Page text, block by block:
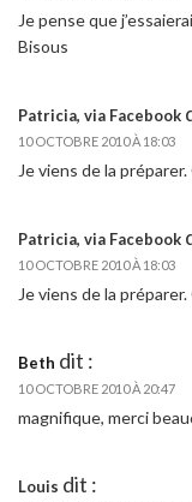
Je pense que
Bisous
Patricia, via Facebook
10 OCTOBRE 2010 À 18:03
Je viens de la
Patricia, via Facebook
10 OCTOBRE 2010 À 18:03
Je viens de la
Beth dit :
10 OCTOBRE 2010 À 20:47
magnifique, merci
Louis dit :